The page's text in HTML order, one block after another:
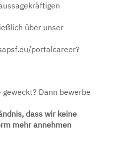
über unser
portalcareer?
Dann bewerbe
dass wir keine
mehr annehmen